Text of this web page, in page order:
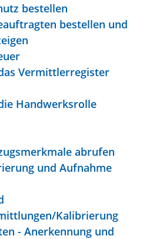
bestellen
bestellen und
Vermittlerregister
Handwerksrolle
abrufen
und Aufnahme
Kalibrierung
- Anerkennung und